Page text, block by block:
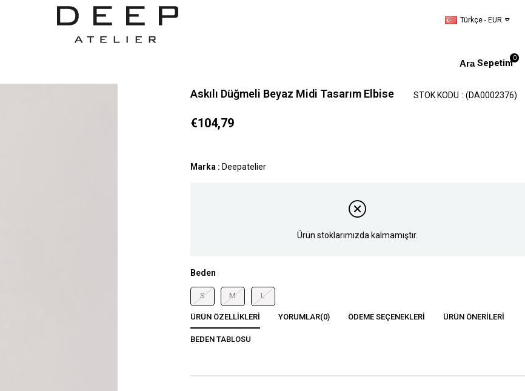
Türkçe - EUR
Sepetim0
Askılı Düğmeli Beyaz Midi Tasarım Elbise (DA0002376)
STOK KODU
€104,79
Marka : Deepatelier
Ürün stoklarımızda kalmamıştır.
Beden
S M L
ÜRÜN ÖZELLIKLERI YORUMLAR(0) ÖDEME SEÇENEKLERI ÜRÜN ÖNERILERI
BEDEN TABLOSU